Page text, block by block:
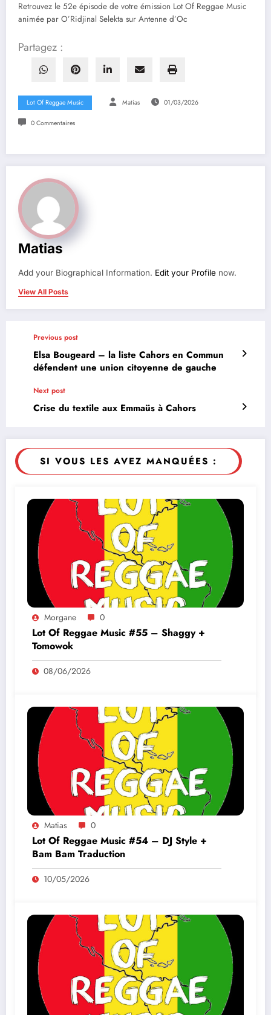
Retrouvez le 52e épisode de votre émission Lot Of Reggae Music
animée par O’Ridjinal Selekta sur Antenne d’Oc
Partagez :
Lot Of Reggae Music Matias 01/03/2026
0 Commentaires
Matias
Add your Biographical Information. Edit your Profile now.
View All Posts
Previous post
Elsa Bougeard – la liste Cahors en Commun
défendent une union citoyenne de gauche
Next post
Crise du textile aux Emmaüs à Cahors
SI VOUS LES AVEZ MANQUÉES :
Morgane 0
Lot Of Reggae Music #55 – Shaggy +
Tomowok
08/06/2026
Matias 0
Lot Of Reggae Music #54 – DJ Style +
Bam Bam Traduction
10/05/2026